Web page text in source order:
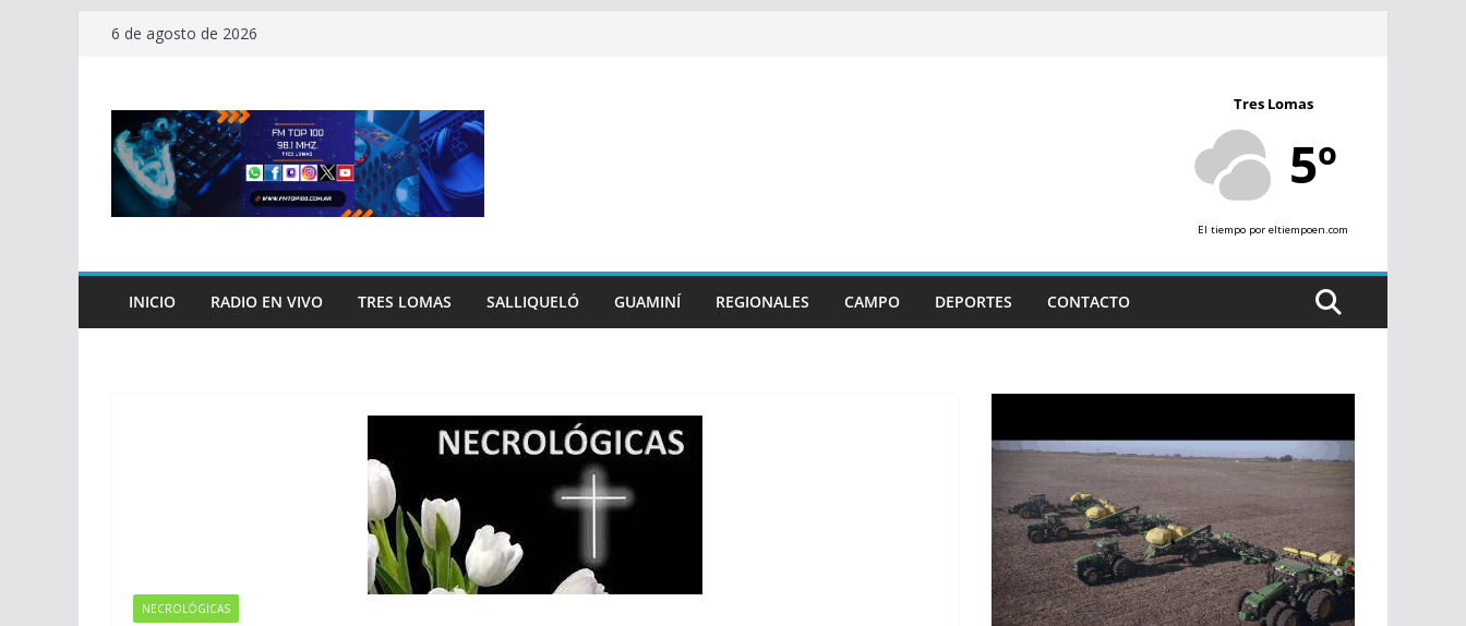
Saltar6 de agosto de 2026
Tres Lomas
5º
El tiempo por eltiempoen.com
INICIO RADIO EN VIVO TRES LOMAS SALLIQUELÓ GUAMINÍ REGIONALES CAMPO DEPORTES CONTACTO
NECROLÓGICAS